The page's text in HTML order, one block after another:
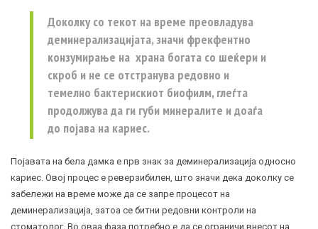
Доколку со текот на време преовладува
деминерализацијата, значи фрекфентно
конзумирање на храна богата со шеќери и
скроб и не се отстранува редовно и
темелно бактерискиот биофилм, глеѓта
продолжува да ги губи минералите и доаѓа
до појава на кариес.
Појавата на бела дамка е прв знак за деминерализација односно
кариес. Овој процес е реверзибилен, што значи дека доколку се
забележи на време може да се запре процесот на
деминерализација, затоа се битни редовни контроли на
стоматолог. Во оваа фаза потребно е да се ограничи внесот на